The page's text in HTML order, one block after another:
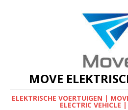
MOVE
ELEKTRISCHE VOERTUIGEN |
ELECTRIC VEHICLE